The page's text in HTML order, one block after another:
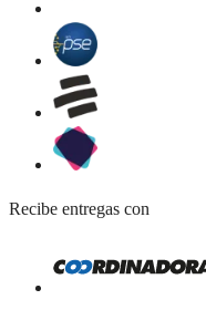
Recibe entregas con